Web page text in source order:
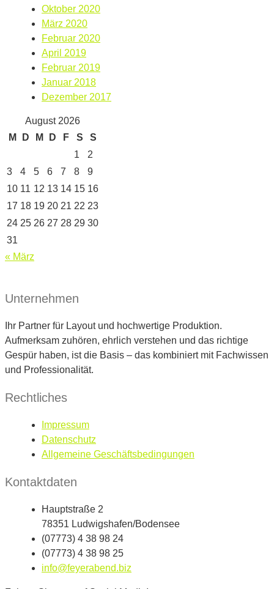
Oktober 2020
März 2020
Februar 2020
April 2019
Februar 2019
Januar 2018
Dezember 2017
August 2026
M
D M D F S
S
1
2
3
4 5 6 7 8
9
10 11 12 13 14 15 16
17 18 19 20 21 22 23
24 25 26 27 28 29 30
31
« März
Unternehmen
Ihr Partner für Layout und hochwertige Produktion.
Aufmerksam zuhören, ehrlich verstehen und das richtige
Gespür haben, ist die Basis – das kombiniert mit Fachwissen
und Professionalität.
Rechtliches
Impressum
Datenschutz
Allgemeine Geschäftsbedingungen
Kontaktdaten
Hauptstraße 2
78351 Ludwigshafen/Bodensee
(07773) 4 38 98 24
(07773) 4 38 98 25
info@feyerabend.biz